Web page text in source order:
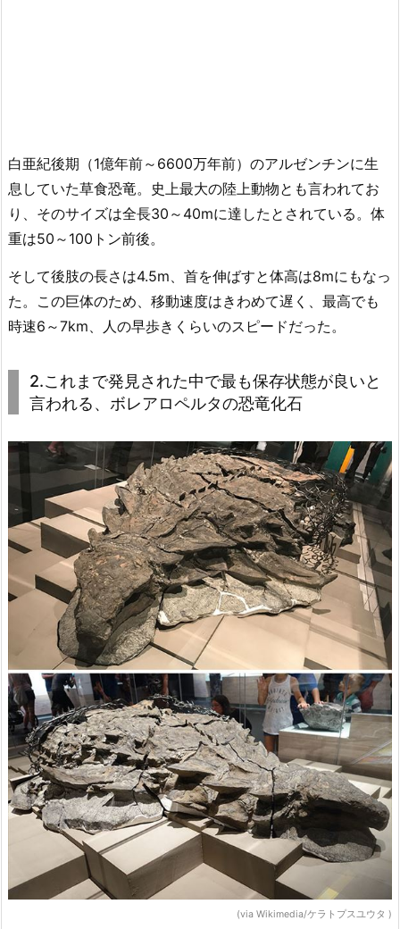
白亜紀後期（1億年前～6600万年前）のアルゼンチンに生
息していた草食恐竜。史上最大の陸上動物とも言われてお
り、そのサイズは全長30～40mに達したとされている。体
重は50～100トン前後。
そして後肢の長さは4.5m、首を伸ばすと体高は8mにもなっ
た。この巨体のため、移動速度はきわめて遅く、最高でも
時速6～7km、人の早歩きくらいのスピードだった。
2.これまで発見された中で最も保存状態が良いと
言われる、ボレアロペルタの恐竜化石
(via Wikimedia/ケラトプスユウタ )